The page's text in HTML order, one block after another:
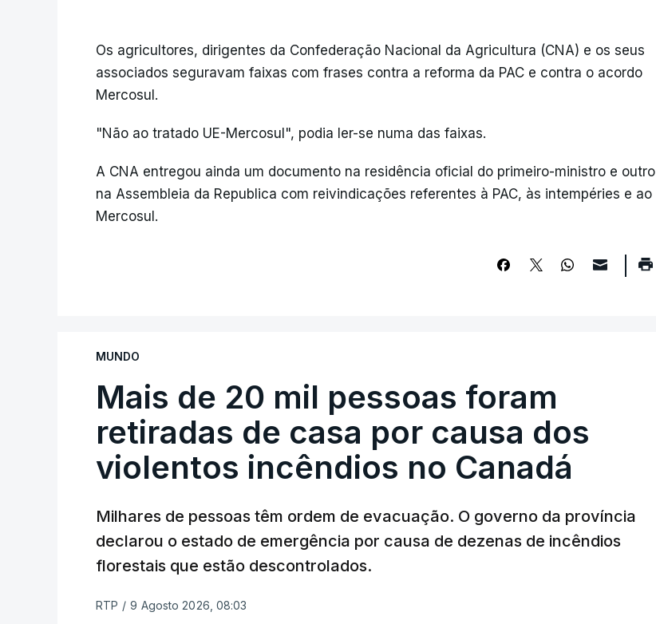
Os agricultores, dirigentes da Confederação Nacional da Agricultura (CNA) e os seus
associados seguravam faixas com frases contra a reforma da PAC e contra o acordo
Mercosul.
"Não ao tratado UE-Mercosul", podia ler-se numa das faixas.
A CNA entregou ainda um documento na residência oficial do primeiro-ministro e outro
na Assembleia da Republica com reivindicações referentes à PAC, às intempéries e ao
Mercosul.
MUNDO
Mais de 20 mil pessoas foram
retiradas de casa por causa dos
violentos incêndios no Canadá
Milhares de pessoas têm ordem de evacuação. O governo da província
declarou o estado de emergência por causa de dezenas de incêndios
florestais que estão descontrolados.
RTP / 9 Agosto 2026, 08:03